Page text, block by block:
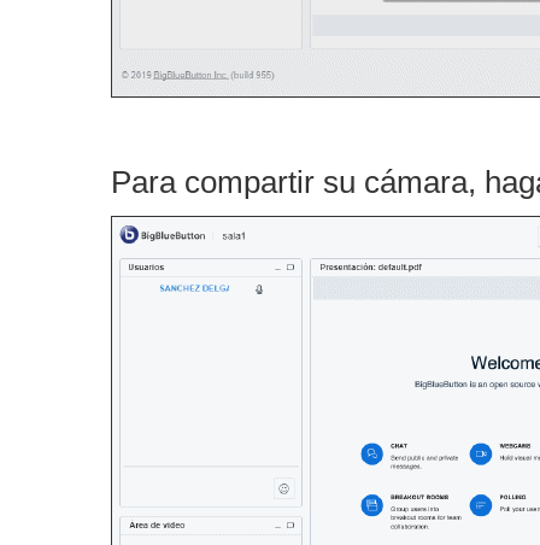
Para compartir su cámara,